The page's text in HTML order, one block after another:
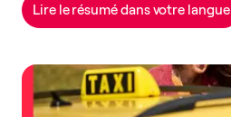
Lire le résumé dans votre langue